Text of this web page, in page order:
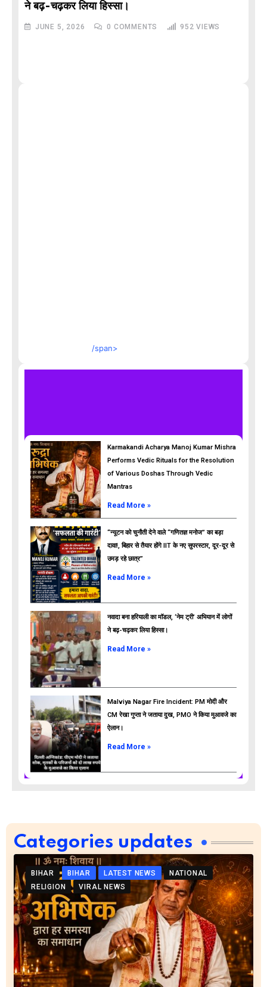
ने बढ़-चढ़कर लिया हिस्सा।
JUNE 5, 2026 0 COMMENTS 952 VIEWS
/span>
ads
Karmakandi Acharya Manoj Kumar Mishra
Performs Vedic Rituals for the Resolution
of Various Doshas Through Vedic
Mantras
Read More »
“न्यूटन को चुनौती देने वाले “गणितज्ञ मनोज” का बड़ा
दावा!, बिहार से तैयार होंगे IIT के नए सुपरस्टार, दूर-दूर से
उमड़ रहे छात्र”
Read More »
नवादा बना हरियाली का मॉडल, ‘नेम ट्री’ अभियान में लोगों
ने बढ़-चढ़कर लिया हिस्सा।
Read More »
Malviya Nagar Fire Incident: PM मोदी और
CM रेखा गुप्ता ने जताया दुख, PMO ने किया मुआवजे का
ऐलान।
Read More »
Categories updates
BIHAR BIHAR LATEST NEWS
NATIONAL
RELIGION
VIRAL NEWS